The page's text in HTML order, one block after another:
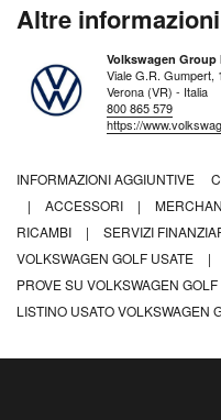
Altre informazioni
Volkswagen Group
Viale G.R. Gumpert, 1
Verona (VR) - Italia
800 865 579
https://
INFORMAZIONI AGGIUNTIVE
|
ACCESSORI |
RICAMBI
| SERVIZI
VOLKSWAGEN GOLF USATE
|
PROVE SU VOLKSWAGEN GOLF
LISTINO USATO VOLKSWAGEN